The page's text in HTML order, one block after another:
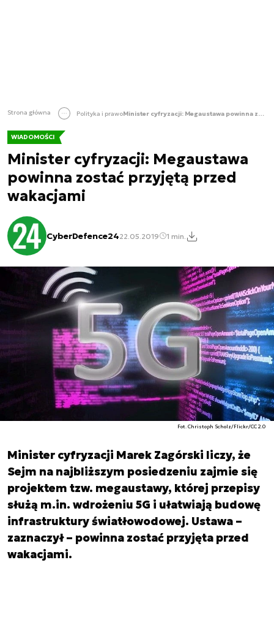
Strona główna Polityka i prawo Minister cyfryzacji: Megaustawa powinna zostać przyjętą przed wakacjami
WIADOMOŚCI
Minister cyfryzacji: Megaustawa
powinna zostać przyjętą przed
wakacjami
CyberDefence2422.05.2019 1 min.
Fot. Christoph Scholz/Flickr/CC 2.0
Minister cyfryzacji Marek Zagórski liczy, że
Sejm na najbliższym posiedzeniu zajmie się
projektem tzw. megaustawy, której przepisy
służą m.in. wdrożeniu 5G i ułatwiają budowę
infrastruktury światłowodowej. Ustawa –
zaznaczył – powinna zostać przyjęta przed
wakacjami.